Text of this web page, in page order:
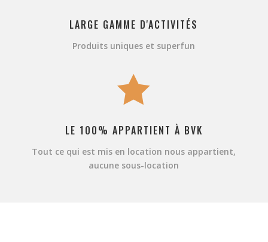
LARGE GAMME D'ACTIVITÉS
Produits uniques et superfun

LE 100% APPARTIENT À BVK
Tout ce qui est mis en location nous appartient,
aucune sous-location